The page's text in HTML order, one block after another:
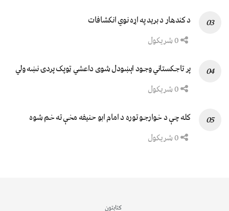
د کندهار د برید په اړه نوي انکشافات
پر تاجکستاني وجود اېښودل شوی داعشي ټوپک پردۍ نښه ولي
کله چې د خوارجو توره د امام ابو حنیفه مخې ته خم شوه
کتابتون